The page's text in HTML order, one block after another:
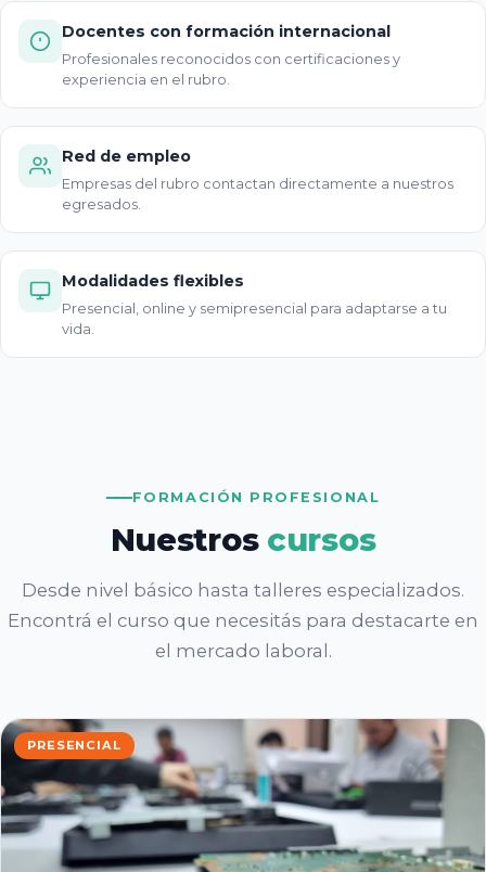
Docentes con formación internacional
Profesionales reconocidos con certificaciones y
experiencia en el rubro.
Red de empleo
Empresas del rubro contactan directamente a nuestros
egresados.
Modalidades flexibles
Presencial, online y semipresencial para adaptarse a tu
vida.
FORMACIÓN PROFESIONAL
Nuestros cursos
Desde nivel básico hasta talleres especializados.
Encontrá el curso que necesitás para destacarte en
el mercado laboral.
PRESENCIAL